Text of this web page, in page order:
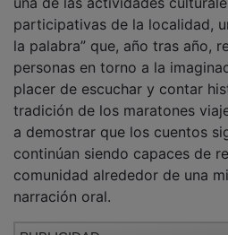
participativas de la localidad,
la palabra” que, año tras año,
personas en torno a la
placer de escuchar y contar
tradición de los maratones
a demostrar que los cuentos
continúan siendo capaces de
comunidad alrededor de una
narración oral.